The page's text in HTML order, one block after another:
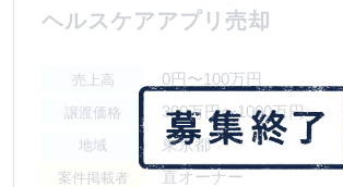
ヘルスケアアプリ売却
売上高 0円〜100万円
譲渡価格 300万円〜1000万円
地域 東京都
案件掲載者 直オーナー